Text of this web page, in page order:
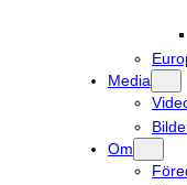
Media
Om